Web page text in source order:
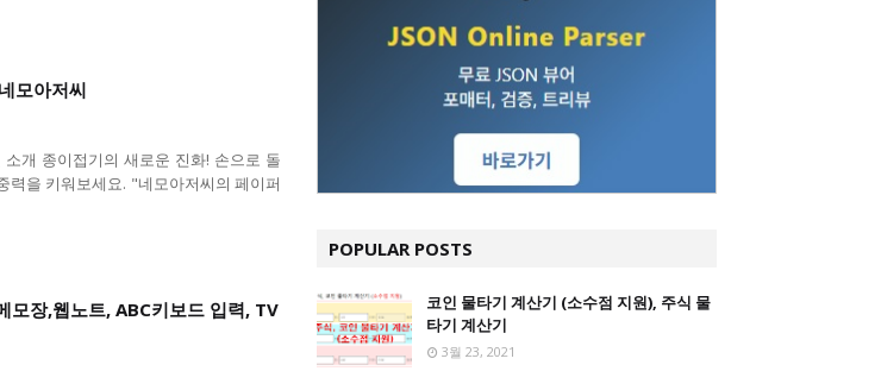
모아저씨
개 종이접기의 새로운 진화! 손으로 돌
력을 키워보세요. "네모아저씨의 페이퍼
모장,웹노트, ABC키보드 입력, TV
POPULAR POSTS
코인 물타기 계산기 (소수점 지원), 주식 물
타기 계산기
3월 23, 2021